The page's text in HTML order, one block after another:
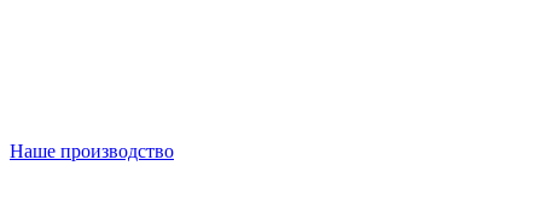
Наше производство